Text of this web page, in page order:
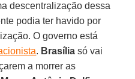
descentralização dessa
podia ter havido por
O governo está
. Brasília só vai
a morrer as